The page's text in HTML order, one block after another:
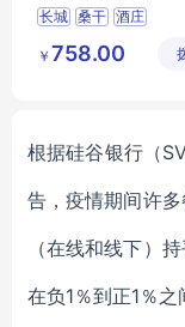
长城 桑干 酒庄
￥ 758.00
根据硅谷银行（
告，疫情期间许
（在线和线下）持
在负1％到正1％之